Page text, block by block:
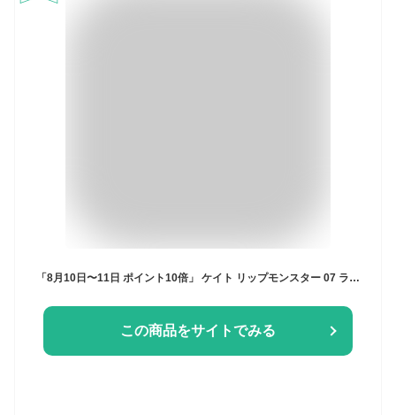
「8月10日〜11日 ポイント10倍」 ケイト リップモンスター 07 ラスボス 3g 口紅・リップグロス アットコスメ
この商品をサイトでみる